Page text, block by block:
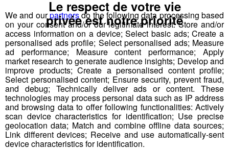
Combarieu
Dans ce nouvel épisode de Pot’1 de Trail, Ludo Collet
échange avec Maud Combarieu, une traileuse aussi
discrète que passionnée.
Pot'1 de Trail
We and ourpartnersdo the following data processing based
on your consent and/or our legitimate interest: Store and/or
access information on a device; Select basic ads; Create a
personalised ads profile; Select personalised ads; Measure
ad performance; Measure content performance; Apply
market research to generate audience insights; Develop and
improve products; Create a personalised content profile;
Select personalised content; Ensure security, prevent fraud,
and debug; Technically deliver ads or content. These
technologies may process personal data such as IP address
and browsing data to offer following functionalities: Actively
scan device characteristics for identification; Use precise
geolocation data; Match and combine offline data sources;
Link different devices; Receive and use automatically-sent
device characteristics for identification.
Le respect de votre vie
privée est notre priorité